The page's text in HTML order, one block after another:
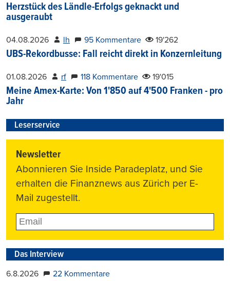
Herzstück des Ländle-Erfolgs geknackt und
ausgeraubt
04.08.2026 lh 95 Kommentare 19'262
UBS-Rekordbusse: Fall reicht direkt in Konzernleitung
01.08.2026 rf 118 Kommentare 19'015
Meine Amex-Karte: Von 1'850 auf 4'500 Franken - pro
Jahr
Leserservice
Newsletter
Abonnieren Sie Inside Paradeplatz, und Sie
erhalten die Finanznews aus Zürich per E-
Mail zugestellt.
Das Interview
6.8.2026 22 Kommentare